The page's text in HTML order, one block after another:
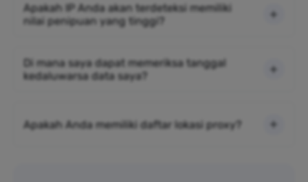
Apakah IP Anda akan terdeteksi memiliki
nilai penipuan yang tinggi?
Di mana saya dapat memeriksa tanggal
kedaluwarsa data saya?
Apakah Anda memiliki daftar lokasi proxy?